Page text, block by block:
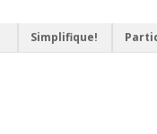
Simplifique!